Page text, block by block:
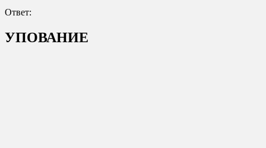
Ответ:
УПОВАНИЕ